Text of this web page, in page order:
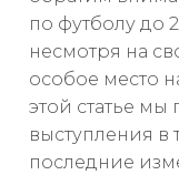
по футболу до
несмотря на
особое место
этой статье мы
выступления в
последние